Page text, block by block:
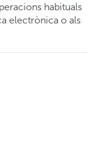
habituals
electrònica o als